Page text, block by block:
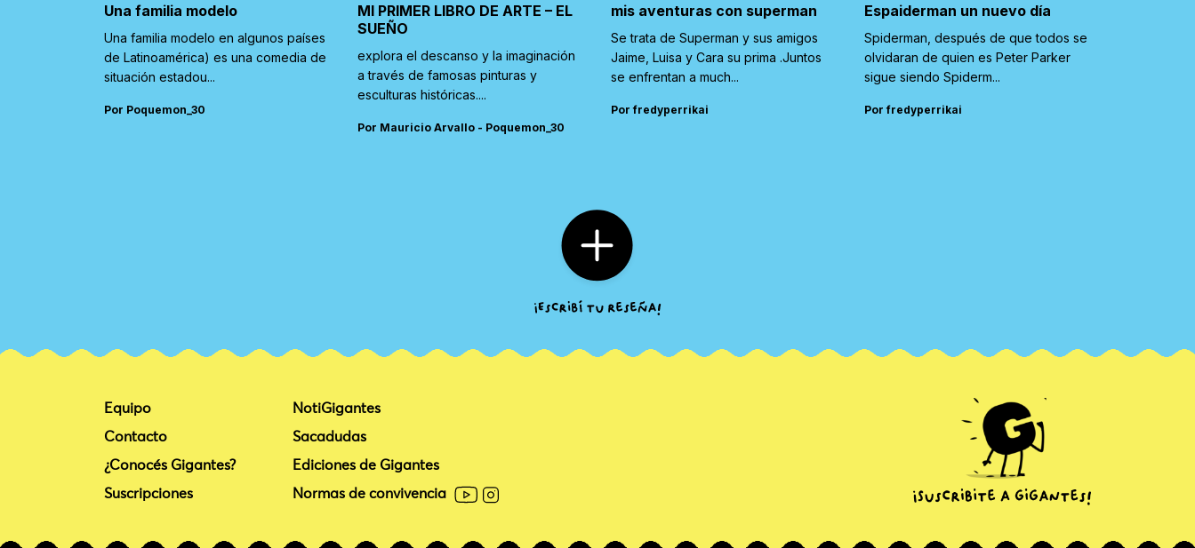
Una familia modelo
Una familia modelo en algunos países
de Latinoamérica) es una comedia de
situación estadou...
Por Poquemon_30
MI PRIMER LIBRO DE ARTE – EL
SUEÑO
explora el descanso y la imaginación
a través de famosas pinturas y
esculturas históricas....
Por Mauricio Arvallo - Poquemon_30
mis aventuras con superman
Se trata de Superman y sus amigos
Jaime, Luisa y Cara su prima .Juntos
se enfrentan a much...
Por fredyperrikai
Espaiderman un nuevo día
Spiderman, después de que todos se
olvidaran de quien es Peter Parker
sigue siendo Spiderm...
Por fredyperrikai
Equipo
Contacto
¿Conocés Gigantes?
Suscripciones
NotiGigantes
Sacadudas
Ediciones de Gigantes
Normas de convivencia